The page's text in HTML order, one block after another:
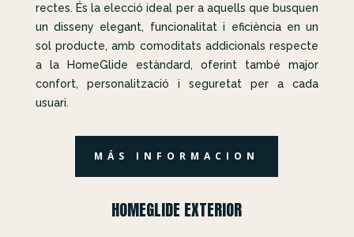
rectes. És la elecció ideal per a aquells que busquen
un disseny elegant, funcionalitat i eficiència en un
sol producte, amb comoditats addicionals respecte
a la HomeGlide estàndard, oferint també major
confort, personalització i seguretat per a cada
usuari.
MÁS INFORMACION
HOMEGLIDE EXTERIOR